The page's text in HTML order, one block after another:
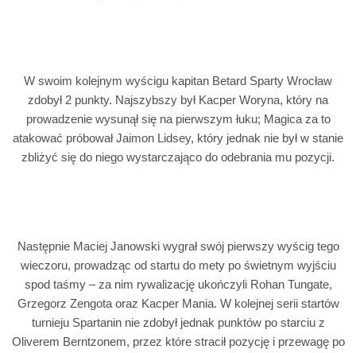
W swoim kolejnym wyścigu kapitan Betard Sparty Wrocław
zdobył 2 punkty. Najszybszy był Kacper Woryna, który na
prowadzenie wysunął się na pierwszym łuku; Magica za to
atakować próbował Jaimon Lidsey, który jednak nie był w stanie
zbliżyć się do niego wystarczająco do odebrania mu pozycji.
Następnie Maciej Janowski wygrał swój pierwszy wyścig tego
wieczoru, prowadząc od startu do mety po świetnym wyjściu
spod taśmy – za nim rywalizację ukończyli Rohan Tungate,
Grzegorz Zengota oraz Kacper Mania. W kolejnej serii startów
turnieju Spartanin nie zdobył jednak punktów po starciu z
Oliverem Berntzonem, przez które stracił pozycję i przewagę po